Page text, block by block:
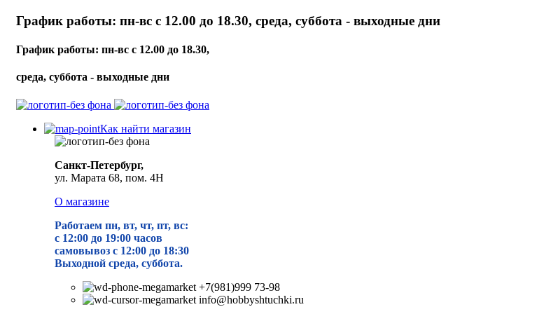
График работы: пн-вс с 12.00 до 18.30, среда, суббота - выходные дни
График работы: пн-вс с 12.00 до 18.30,
среда, суббота - выходные дни
Как найти магазин
Санкт-Петербург,
ул. Марата 68, пом. 4Н
О магазине
Работаем пн, вт, чт, пт, вс:
с 12:00 до 19:00 часов
самовывоз с 12:00 до 18:30
Выходной среда, суббота.
+7(981)999 73-98
info@hobbyshtuchki.ru